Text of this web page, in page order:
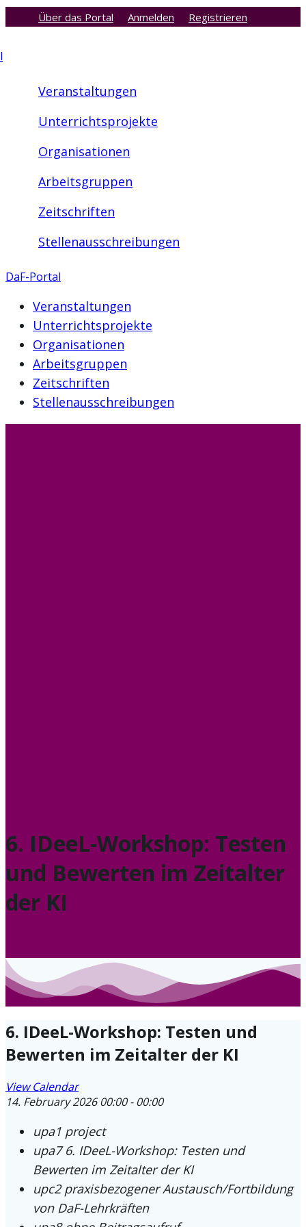
Über das Portal Anmelden Registrieren
Veranstaltungen
Unterrichtsprojekte
Organisationen
Arbeitsgruppen
Zeitschriften
Stellenausschreibungen
DaF-Portal
Veranstaltungen
Unterrichtsprojekte
Organisationen
Arbeitsgruppen
Zeitschriften
Stellenausschreibungen
6. IDeeL-Workshop: Testen
und Bewerten im Zeitalter
der KI
6. IDeeL-Workshop: Testen und
Bewerten im Zeitalter der KI
View Calendar
14. February 202600:00 - 00:00
upa1 project
upa7 6. IDeeL-Workshop: Testen und
Bewerten im Zeitalter der KI
upc2 praxisbezogener Austausch/Fortbildung
von DaF-Lehrkräften